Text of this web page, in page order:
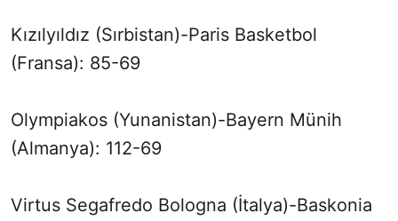
Kızılyıldız (Sırbistan)-Paris Basketbol
(Fransa): 85-69
Olympiakos (Yunanistan)-Bayern Münih
(Almanya): 112-69
Virtus Segafredo Bologna (İtalya)-Baskonia